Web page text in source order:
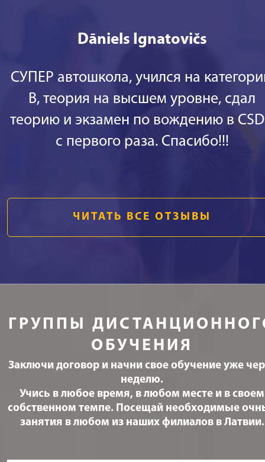
Dāniels Ignatovičs
СУПЕР автошкола, учился на
В, теория на высшем уровне, сдал
теорию и экзамен по вождению в
с первого раза. Спасибо!!!
ЧИТАТЬ ВСЕ ОТЗЫВЫ
ГРУППЫ
ОБУЧЕНИЯ
Заключи договор и начни свое обучение уже
неделю.
Учись в любое время, в любом месте и в своем
собственном темпе. Посещай необходимые
занятия в любом из наших филиалов в Латвии.